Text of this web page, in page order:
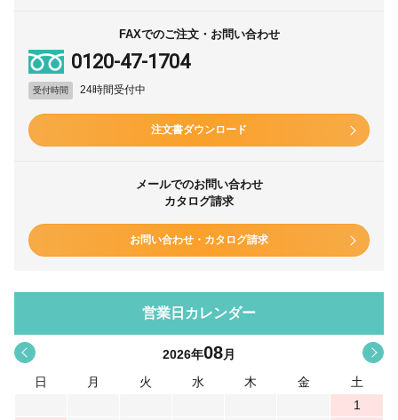
FAXでのご注文・お問い合わせ
0120-47-1704
受付時間 24時間受付中
注文書ダウンロード
メールでのお問い合わせ
カタログ請求
お問い合わせ・カタログ請求
営業日カレンダー
< >
2026年08月
日
月 火 水 木 金
土
1